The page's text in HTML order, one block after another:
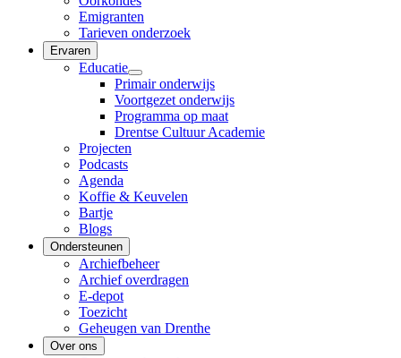
Emigranten
Tarieven onderzoek
Ervaren
Educatie
Primair onderwijs
Voortgezet onderwijs
Programma op maat
Drentse Cultuur Academie
Projecten
Podcasts
Agenda
Koffie & Keuvelen
Bartje
Blogs
Ondersteunen
Archiefbeheer
Archief overdragen
E-depot
Toezicht
Geheugen van Drenthe
Over ons